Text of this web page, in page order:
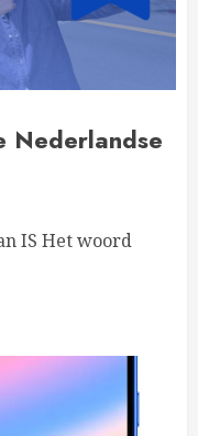
Nederlandse
IS Het woord